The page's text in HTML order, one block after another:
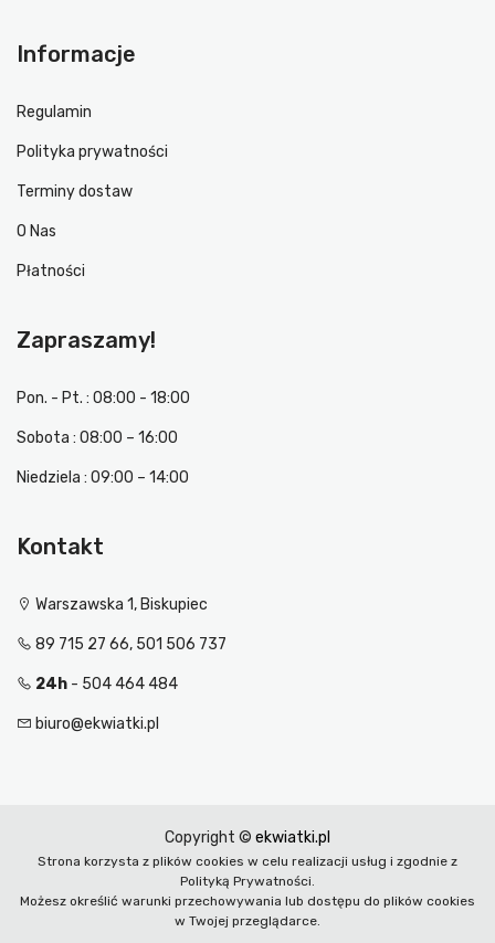
Informacje
Regulamin
Polityka prywatności
Terminy dostaw
O Nas
Płatności
Zapraszamy!
Pon. - Pt. : 08:00 - 18:00
Sobota : 08:00 – 16:00
Niedziela : 09:00 – 14:00
Kontakt
Warszawska 1, Biskupiec
89 715 27 66, 501 506 737
24h - 504 464 484
biuro@ekwiatki.pl
Copyright © ekwiatki.pl
Strona korzysta z plików cookies w celu realizacji usług i zgodnie z
Polityką Prywatności.
Możesz określić warunki przechowywania lub dostępu do plików cookies
w Twojej przeglądarce.